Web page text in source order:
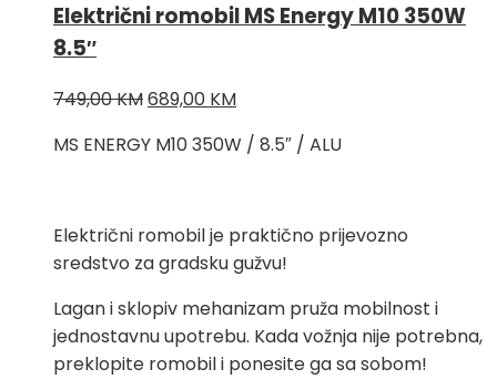
Električni romobil MS Energy M10 350W
8.5″
749,00KMIzvorna
bila
689,00 KMTrenutna
je:
MS ENERGY M10 350W / 8.5″ / ALU
Električni romobil je praktično prijevozno
sredstvo za gradsku gužvu!
Lagan i sklopiv mehanizam pruža mobilnost i
jednostavnu upotrebu. Kada vožnja nije potrebna,
preklopite romobil i ponesite ga sa sobom!